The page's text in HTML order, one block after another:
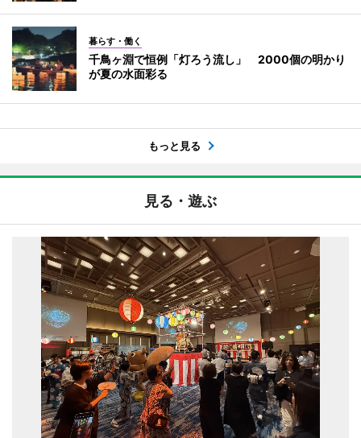
暮らす・働く
千鳥ヶ淵で恒例「灯ろう流し」 2000個の明かり
が夏の水面彩る
もっと見る
見る・遊ぶ